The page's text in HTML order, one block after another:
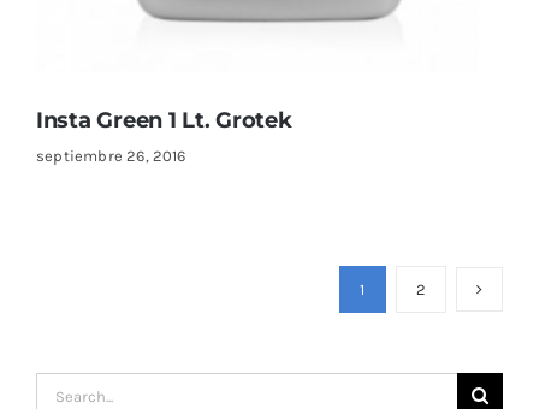
Insta Green 1 Lt. Grotek
septiembre 26, 2016
1 2
Search